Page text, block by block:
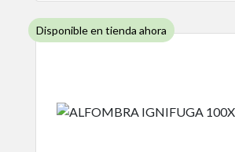
Disponible en tienda ahora